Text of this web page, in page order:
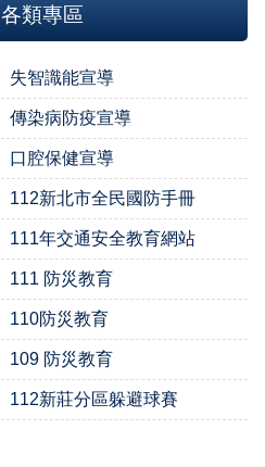
各類專區
失智識能宣導
傳染病防疫宣導
口腔保健宣導
112新北市全民國防手冊
111年交通安全教育網站
111 防災教育
110防災教育
109 防災教育
112新莊分區躲避球賽